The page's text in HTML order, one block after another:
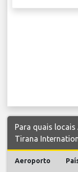
Para quais
Tirana
Aeroporto